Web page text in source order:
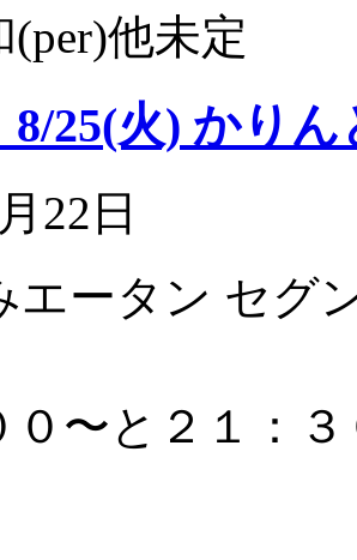
他未定
8/25(火) かり
22日
エータン セグ
０〜と２１：